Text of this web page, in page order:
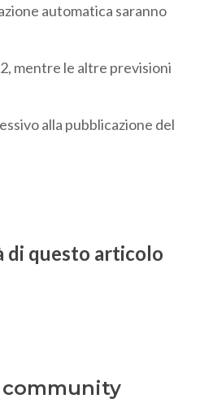
automatica saranno
mentre le altre previsioni
alla pubblicazione del
di questo articolo
community